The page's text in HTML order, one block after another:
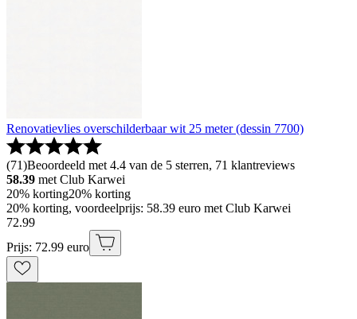
Renovatievlies overschilderbaar wit 25 meter (dessin 7700)
(71)Beoordeeld met 4.4 van de 5 sterren, 71 klantreviews
58.39 met Club Karwei
20% korting20% korting
20% korting, voordeelprijs: 58.39 euro met Club Karwei
72.99
Prijs: 72.99 euro